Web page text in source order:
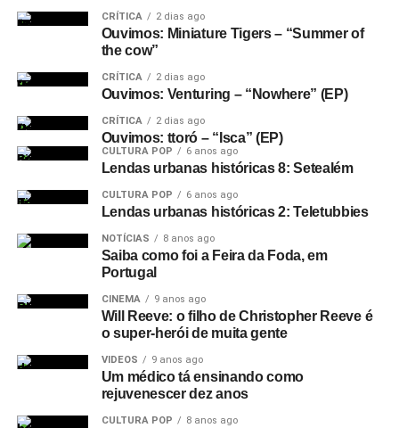
Gostou do texto? Seu apoio mantém o Pop
Fantasma funcionando todo dia.
E se ainda não assinou, dá tempo:
assine a
mail.
CRÍTICA 2 dias ago
Ouvimos: Miniature Tigers – “Summer of
the cow”
CRÍTICA 2 dias ago
Ouvimos: Venturing – “Nowhere” (EP)
CRÍTICA 2 dias ago
Ouvimos: ttoró – “Isca” (EP)
CULTURA POP 6 anos ago
Lendas urbanas históricas 8: Setealém
CULTURA POP 6 anos ago
Lendas urbanas históricas 2: Teletubbies
NOTÍCIAS 8 anos ago
Saiba como foi a Feira da Foda, em
Portugal
CINEMA 9 anos ago
Will Reeve: o filho de Christopher Reeve é
o super-herói de muita gente
VIDEOS 9 anos ago
Um médico tá ensinando como
rejuvenescer dez anos
CULTURA POP 8 anos ago